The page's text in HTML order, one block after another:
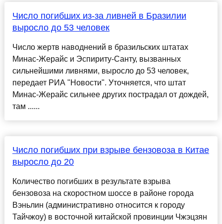
Число погибших из-за ливней в Бразилии
выросло до 53 человек
Число жертв наводнений в бразильских штатах
Минас-Жерайс и Эспириту-Санту, вызванных
сильнейшими ливнями, выросло до 53 человек,
передает РИА "Новости". Уточняется, что штат
Минас-Жерайс сильнее других пострадал от дождей,
там ......
Число погибших при взрыве бензовоза в Китае
выросло до 20
Количество погибших в результате взрыва
бензовоза на скоростном шоссе в районе города
Вэньлин (административно относится к городу
Тайчжоу) в восточной китайской провинции Чжэцзян